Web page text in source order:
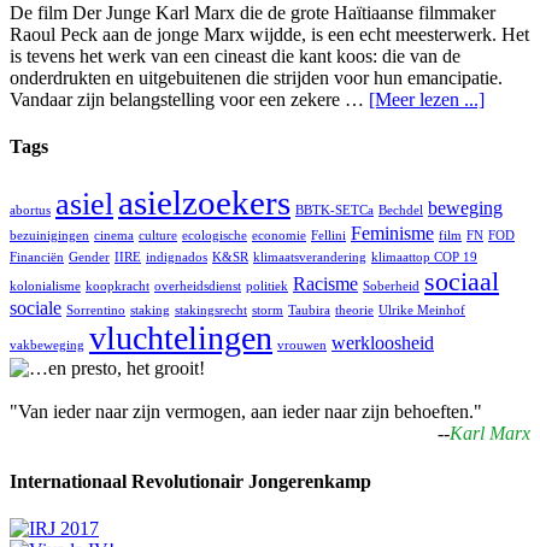
De film Der Junge Karl Marx die de grote Haïtiaanse filmmaker
Raoul Peck aan de jonge Marx wijdde, is een echt meesterwerk. Het
is tevens het werk van een cineast die kant koos: die van de
onderdrukten en uitgebuitenen die strijden voor hun emancipatie.
Vandaar zijn belangstelling voor een zekere … [Meer lezen ...]
Tags
abortus asielasielzoekers BBTK-SETCa Bechdel beweging
bezuinigingen cinema culture ecologische economie Fellini Feminisme film FN FOD
Financiën Gender IIRE indignados K&SR klimaatsverandering klimaattop COP 19
kolonialisme koopkracht overheidsdienst politiek Racisme Soberheid sociaal
sociale Sorrentino staking stakingsrecht storm Taubira theorie Ulrike Meinhof
vakbeweging vluchtelingen vrouwen werkloosheid
"Van ieder naar zijn vermogen, aan ieder naar zijn behoeften."
--Karl Marx
Internationaal Revolutionair Jongerenkamp